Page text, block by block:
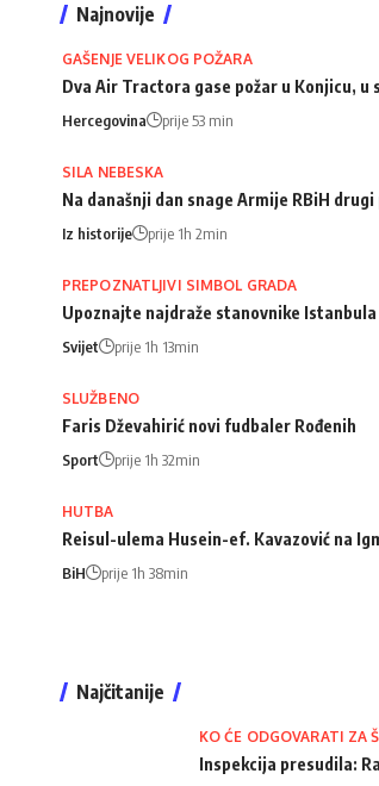
Najnovije
GAŠENJE VELIKOG POŽARA
Dva Air Tractora gase požar u Konjicu, u
Hercegovina prije 53 min
SILA NEBESKA
Na današnji dan snage Armije RBiH
Iz historije prije 1h 2min
PREPOZNATLJIVI SIMBOL GRADA
Upoznajte najdraže stanovnike Istanbula
Svijet prije 1h 13min
SLUŽBENO
Faris Dževahirić novi fudbaler Rođenih
Sport prije 1h 32min
HUTBA
Reisul-ulema Husein-ef. Kavazović na
BiH prije 1h 38min
Najčitanije
KO ĆE ODGOVARATI ZA
Inspekcija presudila: